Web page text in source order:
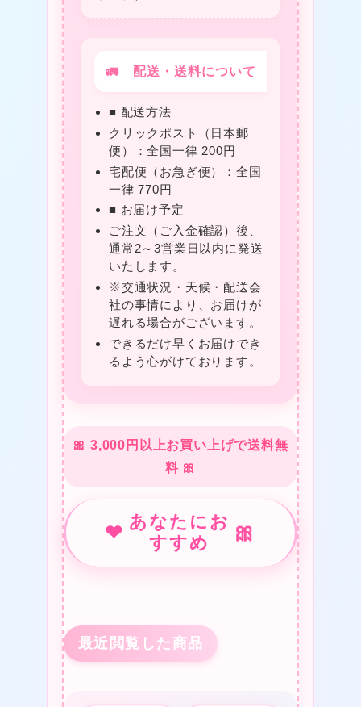
🚛 配送・送料について
■ 配送方法
クリックポスト（日本郵
便）：全国一律 200円
宅配便（お急ぎ便）：全国
一律 770円
■ お届け予定
ご注文（ご入金確認）後、
通常2～3営業日以内に発送
いたします。
※交通状況・天候・配送会
社の事情により、お届けが
遅れる場合がございます。
できるだけ早くお届けでき
るよう心がけております。
🎀 3,000円以上お買い上げで送料無
料 🎀
❤ あなたにお
すすめ
🎀
最近閲覧した商品
★
★
★
★
★